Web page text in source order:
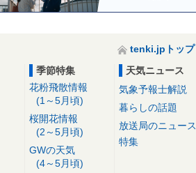
tenki.jpトップ
季節特集
花粉飛散情報
(1～5月頃)
桜開花情報
(2～5月頃)
GWの天気
(4～5月頃)
天気ニュース
気象予報士解説
暮らしの話題
放送局のニュース
特集